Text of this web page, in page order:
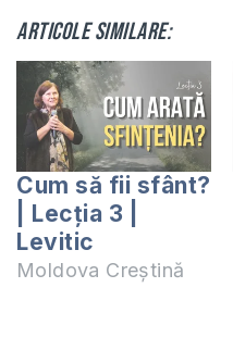
Articole similare:
Cum să fii sfânt?
| Lecția 3 |
Levitic
Moldova Creștină